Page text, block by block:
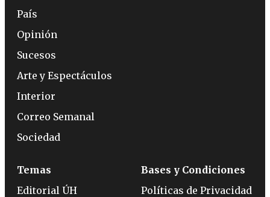
País
Opinión
Sucesos
Arte y Espectáculos
Interior
Correo Semanal
Sociedad
Temas
Editorial ÚH
Bases y Condiciones
Políticas de Privacidad